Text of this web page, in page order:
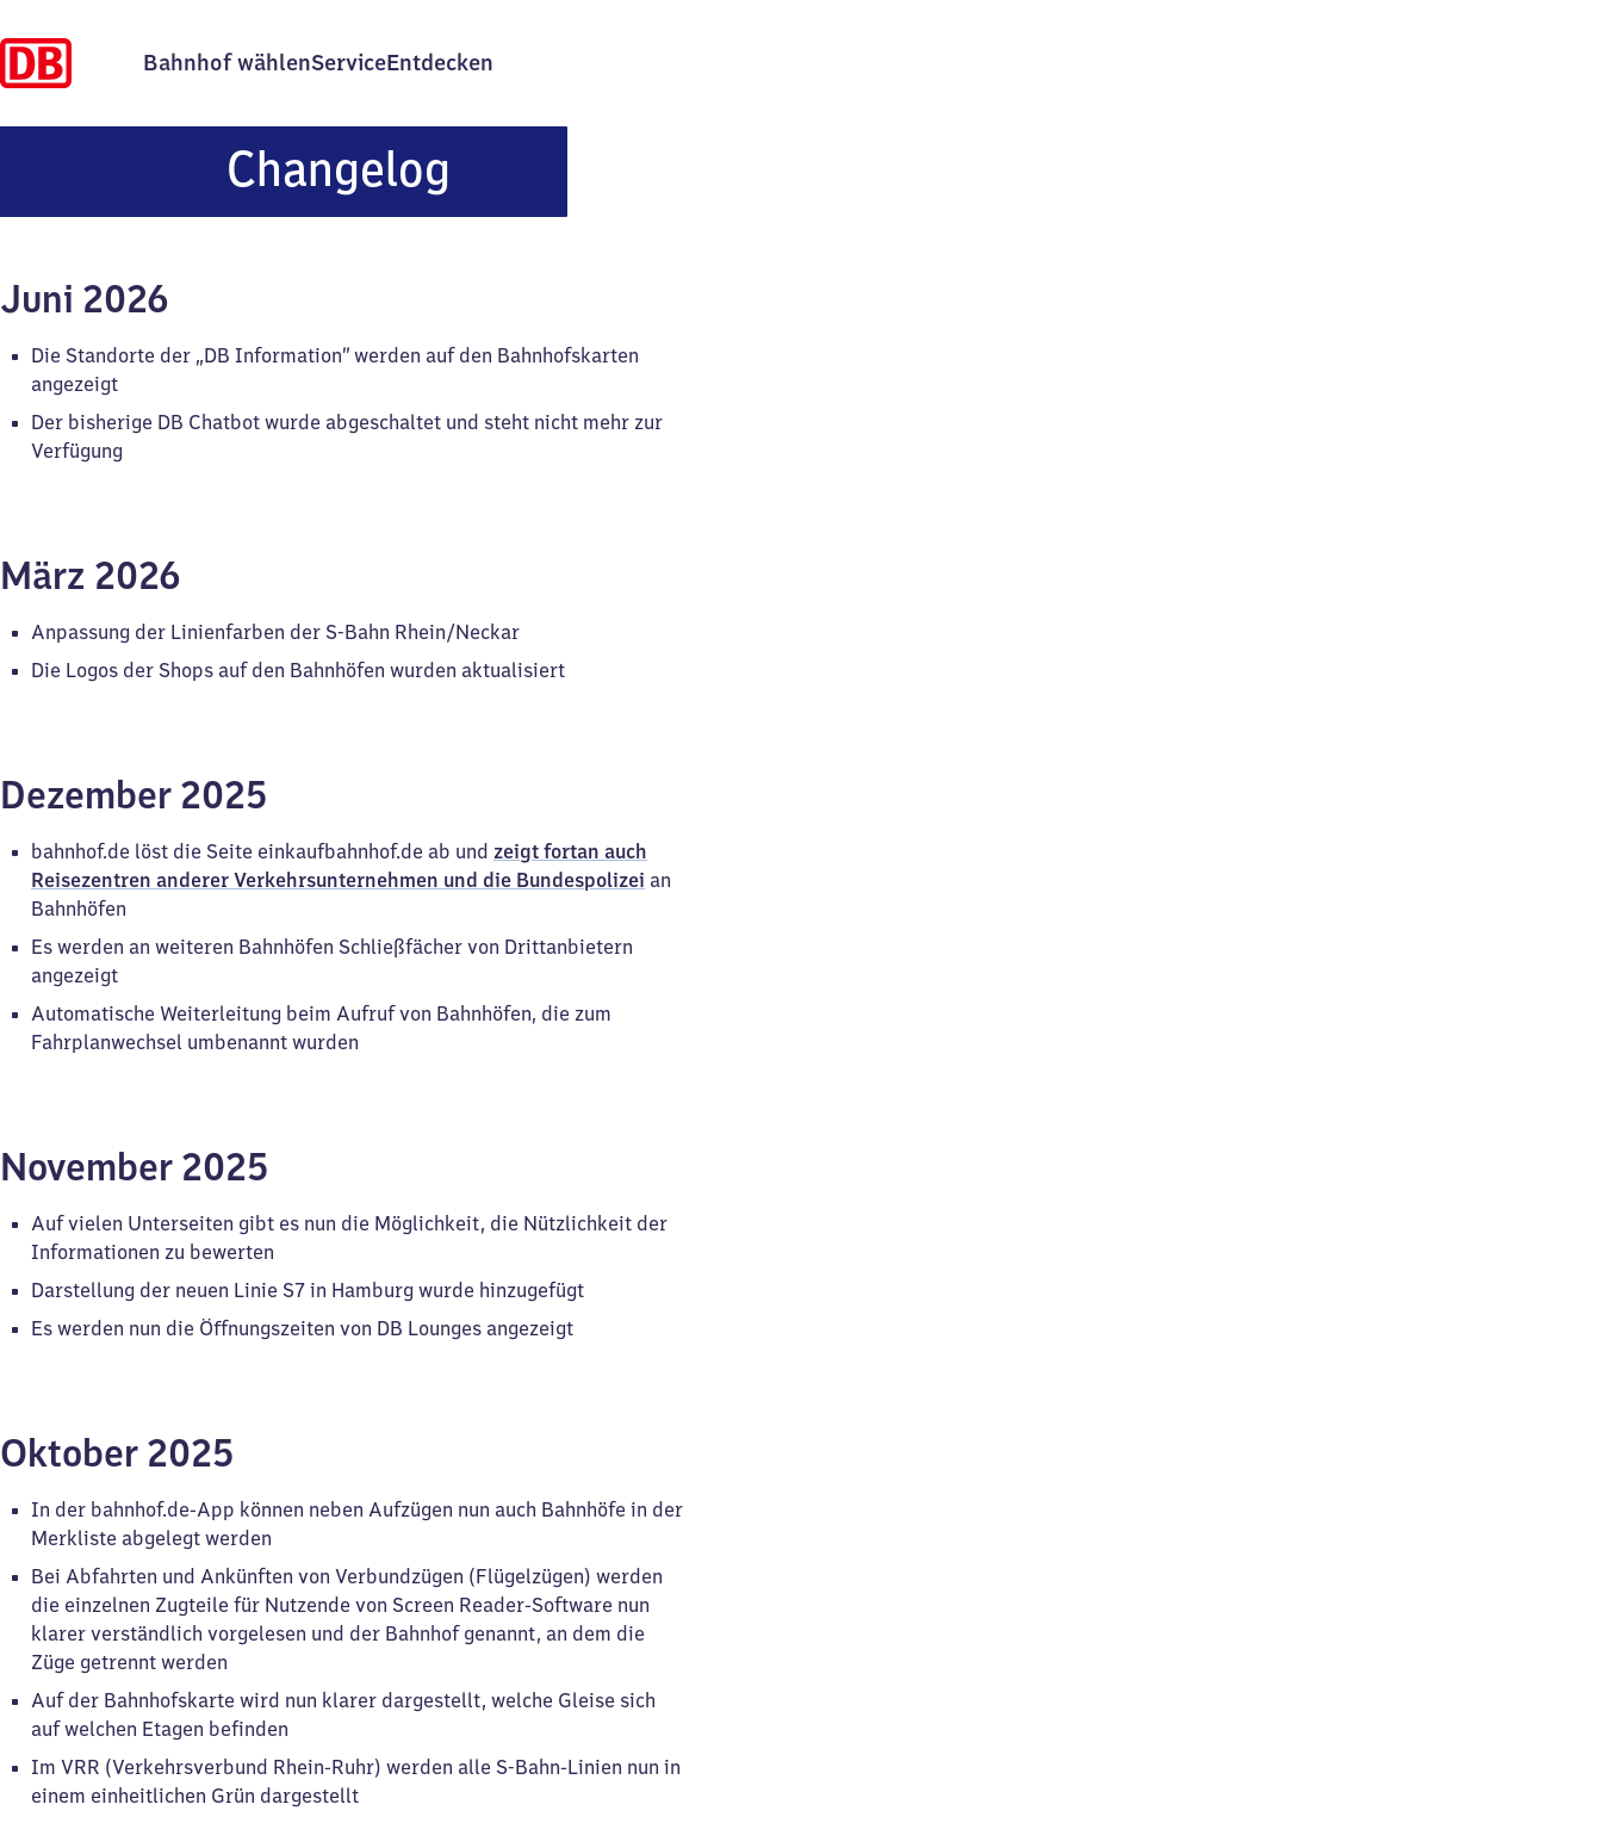
Bahnhof wählenServiceEntdecken
Changelog
Juni 2026
Die Standorte der „DB Information” werden auf den Bahnhofskarten
angezeigt
Der bisherige DB Chatbot wurde abgeschaltet und steht nicht mehr zur
Verfügung
März 2026
Anpassung der Linienfarben der S-Bahn Rhein/Neckar
Die Logos der Shops auf den Bahnhöfen wurden aktualisiert
Dezember 2025
bahnhof.de löst die Seite einkaufbahnhof.de ab und zeigt fortan auch
Reisezentren anderer Verkehrsunternehmen und die Bundespolizei an
Bahnhöfen
Es werden an weiteren Bahnhöfen Schließfächer von Drittanbietern
angezeigt
Automatische Weiterleitung beim Aufruf von Bahnhöfen, die zum
Fahrplanwechsel umbenannt wurden
November 2025
Auf vielen Unterseiten gibt es nun die Möglichkeit, die Nützlichkeit der
Informationen zu bewerten
Darstellung der neuen Linie S7 in Hamburg wurde hinzugefügt
Es werden nun die Öffnungszeiten von DB Lounges angezeigt
Oktober 2025
In der bahnhof.de-App können neben Aufzügen nun auch Bahnhöfe in der
Merkliste abgelegt werden
Bei Abfahrten und Ankünften von Verbundzügen (Flügelzügen) werden
die einzelnen Zugteile für Nutzende von Screen Reader-Software nun
klarer verständlich vorgelesen und der Bahnhof genannt, an dem die
Züge getrennt werden
Auf der Bahnhofskarte wird nun klarer dargestellt, welche Gleise sich
auf welchen Etagen befinden
Im VRR (Verkehrsverbund Rhein-Ruhr) werden alle S-Bahn-Linien nun in
einem einheitlichen Grün dargestellt